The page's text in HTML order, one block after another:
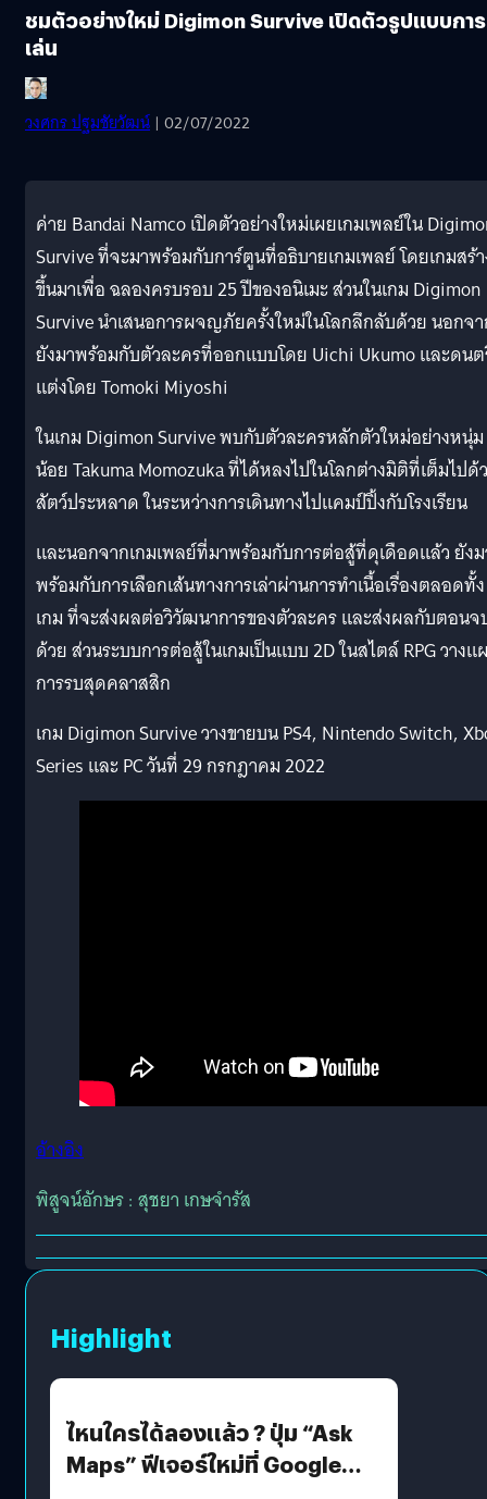
ชมตัวอย่างใหม่ Digimon Survive เปิดตัวรูปแบบการ
เล่น
วงศกร ปฐมชัยวัฒน์ | 02/07/2022
ค่าย Bandai Namco เปิดตัวอย่างใหม่เผยเกมเพลย์ใน
Survive ที่จะมาพร้อมกับการ์ตูนที่อธิบายเกมเพลย์ โดยเกมสร้
ขึ้นมาเพื่อ ฉลองครบรอบ 25 ปีของอนิเมะ ส่วนในเกม Digimon
Survive นำเสนอการผจญภัยครั้งใหม่ในโลกลึกลับด้วย นอกจ
ยังมาพร้อมกับตัวละครที่ออกแบบโดย Uichi Ukumo และดน
แต่งโดย Tomoki Miyoshi
ในเกม Digimon Survive พบกับตัวละครหลักตัวใหม่อย่างหนุ่ม
น้อย Takuma Momozuka ที่ได้หลงไปในโลกต่างมิติที่เต็มไปด้
สัตว์ประหลาด ในระหว่างการเดินทางไปแคมป์ปิ้งกับโรงเรียน
และนอกจากเกมเพลย์ที่มาพร้อมกับการต่อสู้ที่ดุเดือดแล้ว ยัง
พร้อมกับการเลือกเส้นทางการเล่าผ่านการทำเนื้อเรื่องตลอดทั้ง
เกม ที่จะส่งผลต่อวิวัฒนาการของตัวละคร และส่งผลกับตอนจ
ด้วย ส่วนระบบการต่อสู้ในเกมเป็นแบบ 2D ในสไตล์ RPG วางแ
การรบสุดคลาสสิก
เกม Digimon Survive วางขายบน PS4, Nintendo Switch,
Series และ PC วันที่ 29 กรกฎาคม 2022
อ้างอิง
พิสูจน์อักษร : สุชยา เกษจำรัส
Highlight
ไหนใครได้ลองแล้ว ? ปุ่ม “Ask
Maps” ฟีเจอร์ใหม่ที่ Google